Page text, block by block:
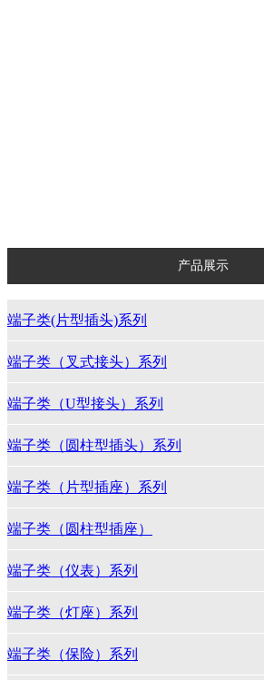
产品展示
端子类(片型插头)系列
端子类（叉式接头）系列
端子类（U型接头）系列
端子类（圆柱型插头）系列
端子类（片型插座）系列
端子类（圆柱型插座）
端子类（仪表）系列
端子类（灯座）系列
端子类（保险）系列